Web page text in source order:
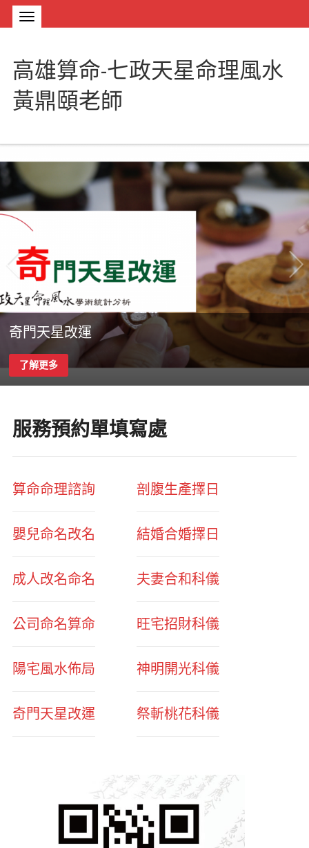
高雄算命-七政天星命理風水
黃鼎頤老師
奇門天星改運
了解更多
服務預約單填寫處
算命命理諮詢
嬰兒命名改名
成人改名命名
公司命名算命
陽宅風水佈局
奇門天星改運
剖腹生產擇日
結婚合婚擇日
夫妻合和科儀
旺宅招財科儀
神明開光科儀
祭斬桃花科儀